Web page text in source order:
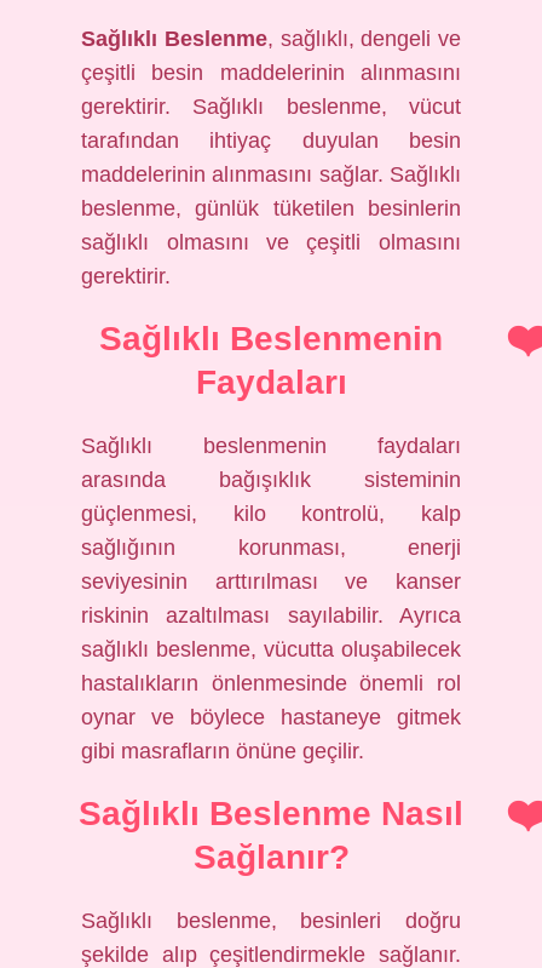
Sağlıklı Beslenme, sağlıklı, dengeli ve
çeşitli besin maddelerinin alınmasını
gerektirir. Sağlıklı beslenme, vücut
tarafından ihtiyaç duyulan besin
maddelerinin alınmasını sağlar. Sağlıklı
beslenme, günlük tüketilen besinlerin
sağlıklı olmasını ve çeşitli olmasını
gerektirir.
Sağlıklı Beslenmenin
Faydaları
Sağlıklı beslenmenin faydaları
arasında bağışıklık sisteminin
güçlenmesi, kilo kontrolü, kalp
sağlığının korunması, enerji
seviyesinin arttırılması ve kanser
riskinin azaltılması sayılabilir. Ayrıca
sağlıklı beslenme, vücutta oluşabilecek
hastalıkların önlenmesinde önemli rol
oynar ve böylece hastaneye gitmek
gibi masrafların önüne geçilir.
Sağlıklı Beslenme Nasıl
Sağlanır?
Sağlıklı beslenme, besinleri doğru
şekilde alıp çeşitlendirmekle sağlanır.